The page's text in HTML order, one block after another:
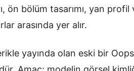
ön bölüm tasarımı, yan
arasında yer alır.
yayında olan eski bir